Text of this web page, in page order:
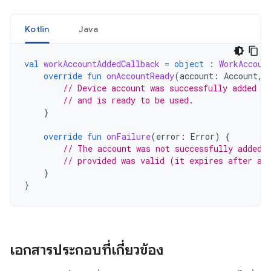
Kotlin Java
val workAccountAddedCallback = object :
override fun onAccountReady(account : Account,
// Device account was successfully added
// and is ready to be used.
}
override fun onFailure(error : Error)
{
// The account was not successfully
// provided was valid (it expires after a
}
}
เอกสารประกอบที่เกี่ยวข้อง